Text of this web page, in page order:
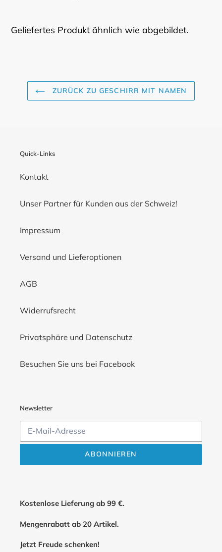
Geliefertes Produkt ähnlich wie abgebildet.
ZURÜCK ZU GESCHIRR MIT NAMEN
Quick-Links
Kontakt
Unser Partner für Kunden aus der Schweiz!
Impressum
Versand und Lieferoptionen
AGB
Widerrufsrecht
Privatsphäre und Datenschutz
Besuchen Sie uns bei Facebook
Newsletter
ABONNIEREN
Kostenlose Lieferung ab 99 €.
Mengenrabatt ab 20 Artikel.
Jetzt Freude schenken!